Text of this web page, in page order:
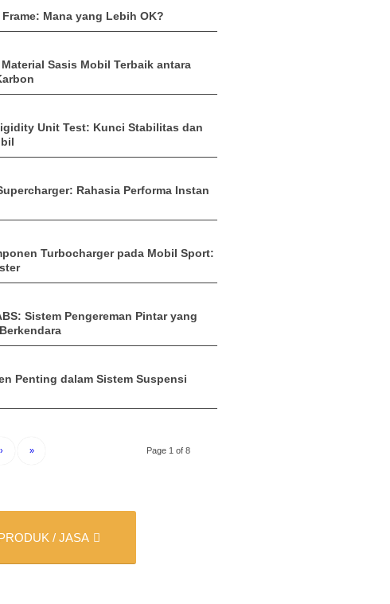
Mana yang Lebih OK?
Sasis Mobil Terbaik antara
Unit Test: Kunci Stabilitas dan
Rahasia Performa Instan
Turbocharger pada Mobil Sport:
Sistem Pengereman Pintar yang
Penting dalam Sistem Suspensi
Page 1 of 8
› »
/ JASA